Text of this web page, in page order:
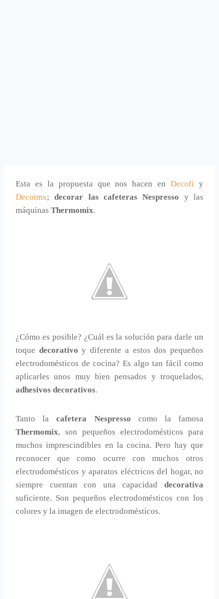
Esta es la propuesta que nos hacen enDecofi y
Decotmx;decorar las cafeteras Nespresso y las
máquinas Thermomix.
¿Cómo es posible? ¿Cuál es la solución para darle un
toque decorativo y diferente a estos dos pequeños
electrodomésticos de cocina? Es algo tan fácil como
aplicarles unos muy bien pensados y troquelados,
adhesivos decorativos.
Tanto lacafetera Nespresso como la famosa
Thermomix, son pequeños electrodomésticos para
muchos imprescindibles en la cocina. Pero hay que
reconocer que como ocurre con muchos otros
electrodomésticos y aparatos eléctricos del hogar, no
siempre cuentan con una capacidad decorativa
suficiente. Son pequeños electrodomésticos con los
colores y la imagen de electrodomésticos.